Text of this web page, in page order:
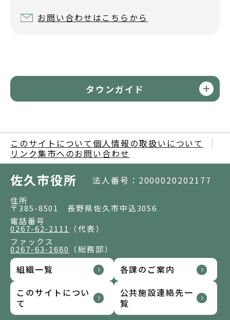
お問い合わせはこちらから
タウンガイド
このサイトについて 個人情報の取扱いについて
リンク集市へのお問い合わせ
佐久市役所 法人番号：2000020202177
住所
〒385-8501 長野県佐久市中込3056
電話番号
0267-62-2111
（代表）
ファックス
0267-63-1680 （総務部）
組織一覧
各課のご案内
このサイトについ
て
公共施設連絡先一
覧